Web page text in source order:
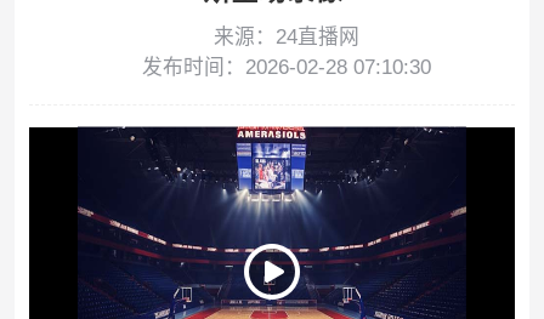
来源：24直播网
发布时间：2026-02-28 07:10:30